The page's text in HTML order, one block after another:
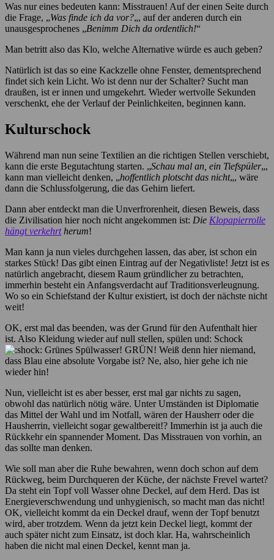
Was nur eines bedeuten kann: Misstrauen! Auf der einen Seite durch
die Frage, „Was finde ich da vor?„, auf der anderen durch ein
unausgesprochenes „Benimm Dich da ordentlich!“
Man betritt also das Klo, welche Alternative würde es auch geben?
Natürlich ist das so eine Kackzelle ohne Fenster, dementsprechend
findet sich kein Licht. Wo ist denn nur der Schalter? Sucht man
draußen, ist er innen und umgekehrt. Wieder wertvolle Sekunden
verschenkt, ehe der Verlauf der Peinlichkeiten, beginnen kann.
Kulturschock
Während man nun seine Textilien an die richtigen Stellen verschiebt,
kann die erste Begutachtung starten. „Schau mal an, ein Tiefspüler„,
kann man vielleicht denken, „hoffentlich plotscht das nicht„, wäre
dann die Schlussfolgerung, die das Gehirn liefert.
Dann aber entdeckt man die Unverfrorenheit, diesen Beweis, dass
die Zivilisation hier noch nicht angekommen ist: Die Klopapierrolle
hängt verkehrtherum!
Man kann ja nun vieles durchgehen lassen, das aber, ist schon ein
starkes Stück! Das gibt einen Eintrag auf der Negativliste! Jetzt ist es
natürlich angebracht, diesem Raum gründlicher zu betrachten,
immerhin besteht ein Anfangsverdacht auf Traditionsverleugnung.
Wo so ein Schiefstand der Kultur existiert, ist doch der nächste nicht
weit!
OK, erst mal das beenden, was der Grund für den Aufenthalt hier
ist. Also Kleidung wieder auf null stellen, spülen und: Schock
Grünes Spülwasser! GRÜN! Weiß denn hier niemand,
dass Blau eine absolute Vorgabe ist? Ne, also, hier gehe ich nie
wieder hin!
Nun, vielleicht ist es aber besser, erst mal gar nichts zu sagen,
obwohl das natürlich nötig wäre. Unter Umständen ist Diplomatie
das Mittel der Wahl und im Notfall, wären der Hausherr oder die
Hausherrin, vielleicht sogar gewaltbereit!? Immerhin ist ja auch die
Rückkehr ein spannender Moment. Das Misstrauen von vorhin, an
das sollte man denken.
Wie soll man aber die Ruhe bewahren, wenn doch schon auf dem
Rückweg, beim Durchqueren der Küche, der nächste Frevel wartet?
Da steht ein Topf voll Wasser ohne Deckel, auf dem Herd. Das ist
Energieverschwendung und unhygienisch, so macht man das nicht!
OK, vielleicht kommt da ein Deckel drauf, wenn der Topf benutzt
wird, aber trotzdem. Wenn da jetzt kein Deckel liegt, kommt der
auch später nicht zum Einsatz, ist doch klar. Ha, wahrscheinlich
haben die nicht mal einen Deckel, kennt man ja.